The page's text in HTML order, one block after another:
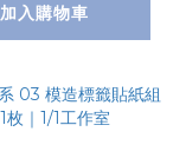
加入購物車